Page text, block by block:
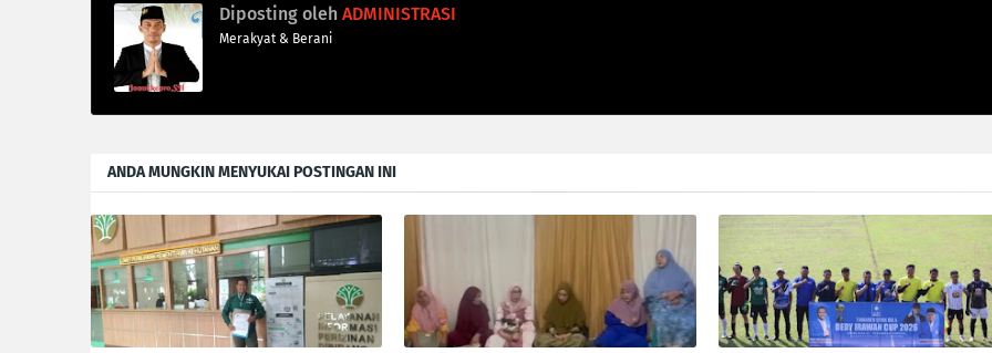
Diposting oleh ADMINISTRASI
Merakyat & Berani
ANDA MUNGKIN MENYUKAI POSTINGAN INI